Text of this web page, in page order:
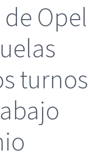
Opel
turnos